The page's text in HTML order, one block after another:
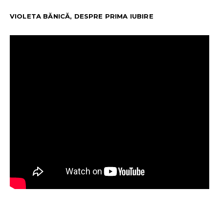
VIOLETA BĂNICĂ, DESPRE PRIMA IUBIRE